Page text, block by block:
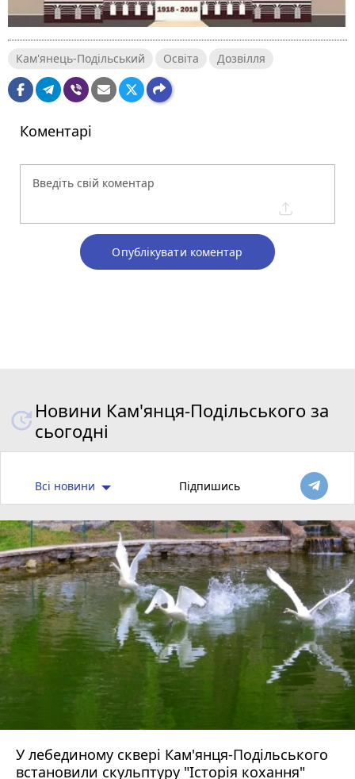
Кам'янець-Подільський Освіта Дозвілля
Коментарі
Опублікувати коментар
Новини Кам'янця-Подільського за
сьогодні
Всі новини Підпишись
У лебединому сквері Кам'янця-Подільського
встановили скульптуру "Історія кохання"